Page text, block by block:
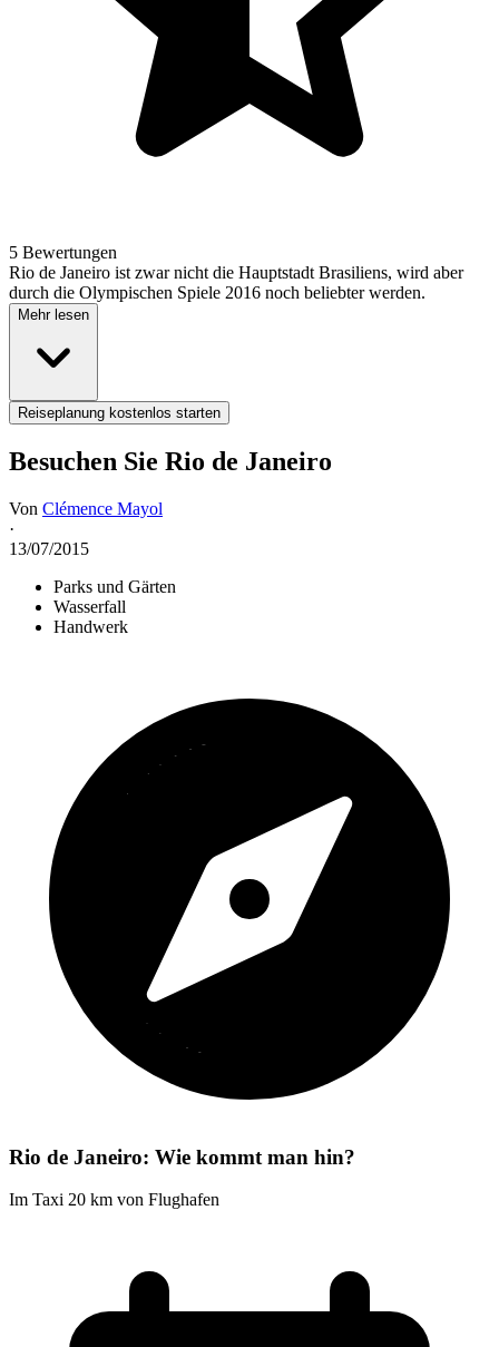
5 Bewertungen
Rio de Janeiro ist zwar nicht die Hauptstadt Brasiliens, wird aber
durch die Olympischen Spiele 2016 noch beliebter werden.
Mehr lesen
Reiseplanung kostenlos starten
Besuchen Sie Rio de Janeiro
Von Clémence Mayol
·
13/07/2015
Parks und Gärten
Wasserfall
Handwerk
Rio de Janeiro: Wie kommt man hin?
Im Taxi 20 km von Flughafen